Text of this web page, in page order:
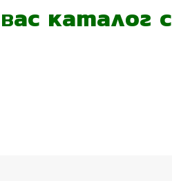
каталог с